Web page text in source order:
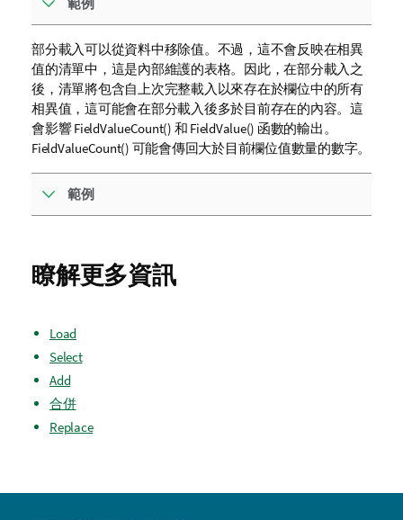
部分載入可以從資料中移除值。不過，這不會反映在相異
值的清單中，這是內部維護的表格。因此，在部分載入之
後，清單將包含自上次完整載入以來存在於欄位中的所有
相異值，這可能會在部分載入後多於目前存在的內容。這
會影響 FieldValueCount() 和 FieldValue() 函數的輸出。
FieldValueCount() 可能會傳回大於目前欄位值數量的數字。
範例
瞭解更多資訊
Load
Select
Add
合併
Replace